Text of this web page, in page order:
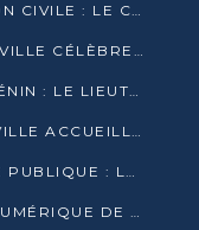
JOURNÉE MONDIALE DE L’AVIATION CIVILE : LE CONGO MISE SUR L’INNOVATION ET LA SÉCURITÉ
BILILI BD FESTIVAL 2025 : BRAZZAVILLE CÉLÈBRE DIX ANS DE CRÉATION GRAPHIQUE AFRICAINE
TENTATIVE DE COUP D’ÉTAT AU BÉNIN : LE LIEUTENANT-COLONEL TIGRI S’AUTOPROCLAME CHEF D’UN COMITÉ MILITAIRE
BONNE GOUVERNANCE : BRAZZAVILLE ACCUEILLE LES PREMIÈRES JOURNÉES CONGOLAISES DE L’ÉVALUATION
MARCHÉS, TROTTOIRS ET HYGIÈNE PUBLIQUE : LE GOUVERNEMENT DURCIT LE TON
LE CONGO LANCE SON SYSTÈME NUMÉRIQUE DE VÉRIFICATION DU BOIS